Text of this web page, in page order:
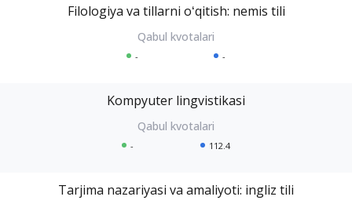
Filologiya va tillarni oʻqitish: nemis tili
- -
Kompyuter lingvistikasi
- 112.4
Tarjima nazariyasi va amaliyoti: ingliz tili